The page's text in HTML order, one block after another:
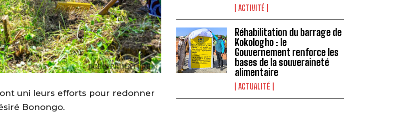
uni leurs efforts pour redonner
Bonongo.
ACTIVITÉ
Réhabilitation du barrage de
Kokologho : le
Gouvernement renforce les
bases de la souveraineté
alimentaire ‎
ACTUALITÉ